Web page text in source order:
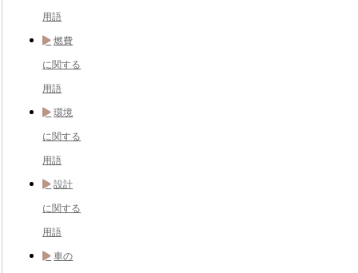
用語
燃費
に関する
用語
環境
に関する
用語
設計
に関する
用語
車の